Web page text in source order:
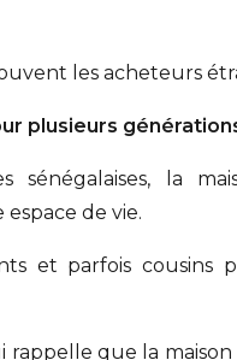
les acheteurs
plusieurs
sénégalaises, la
de vie.
et parfois cousins
que la